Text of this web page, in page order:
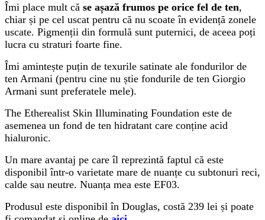
Îmi place mult că se așază frumos pe orice fel de ten,
chiar și pe cel uscat pentru că nu scoate în evidență zonele
uscate. Pigmenții din formulă sunt puternici, de aceea poți
lucra cu straturi foarte fine.
Îmi amintește puțin de texurile satinate ale fondurilor de
ten Armani (pentru cine nu știe fondurile de ten Giorgio
Armani sunt preferatele mele).
The Etherealist Skin Illuminating Foundation este de
asemenea un fond de ten hidratant care conține acid
hialuronic.
Un mare avantaj pe care îl reprezintă faptul că este
disponibil într-o varietate mare de nuanțe cu subtonuri reci,
calde sau neutre. Nuanța mea este EF03.
Produsul este disponibil în Douglas, costă 239 lei și poate